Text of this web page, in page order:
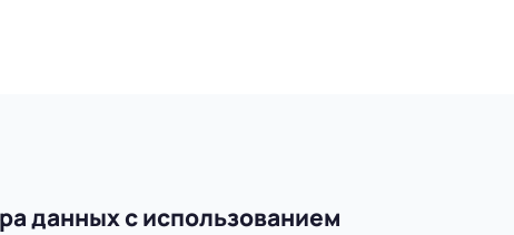
данных с использованием